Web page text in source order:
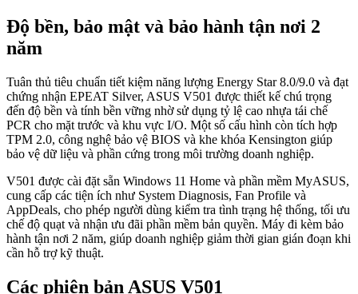
Độ bền, bảo mật và bảo hành tận nơi 2
năm
Tuân thủ tiêu chuẩn tiết kiệm năng lượng Energy Star 8.0/9.0 và đạt
chứng nhận EPEAT Silver, ASUS V501 được thiết kế chú trọng
đến độ bền và tính bền vững nhờ sử dụng tỷ lệ cao nhựa tái chế
PCR cho mặt trước và khu vực I/O. Một số cấu hình còn tích hợp
TPM 2.0, công nghệ bảo vệ BIOS và khe khóa Kensington giúp
bảo vệ dữ liệu và phần cứng trong môi trường doanh nghiệp.
V501 được cài đặt sẵn Windows 11 Home và phần mềm MyASUS,
cung cấp các tiện ích như System Diagnosis, Fan Profile và
AppDeals, cho phép người dùng kiểm tra tình trạng hệ thống, tối ưu
chế độ quạt và nhận ưu đãi phần mềm bản quyền. Máy đi kèm bảo
hành tận nơi 2 năm, giúp doanh nghiệp giảm thời gian gián đoạn khi
cần hỗ trợ kỹ thuật.
Các phiên bản ASUS V501